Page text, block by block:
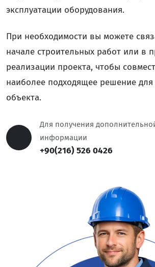
эксплуатации оборудования.
При необходимости вы можете
начале строительных работ или в
реализации проекта, чтобы
наиболее подходящее решение
объекта.
Для получения
информации
+90(216) 526 0426